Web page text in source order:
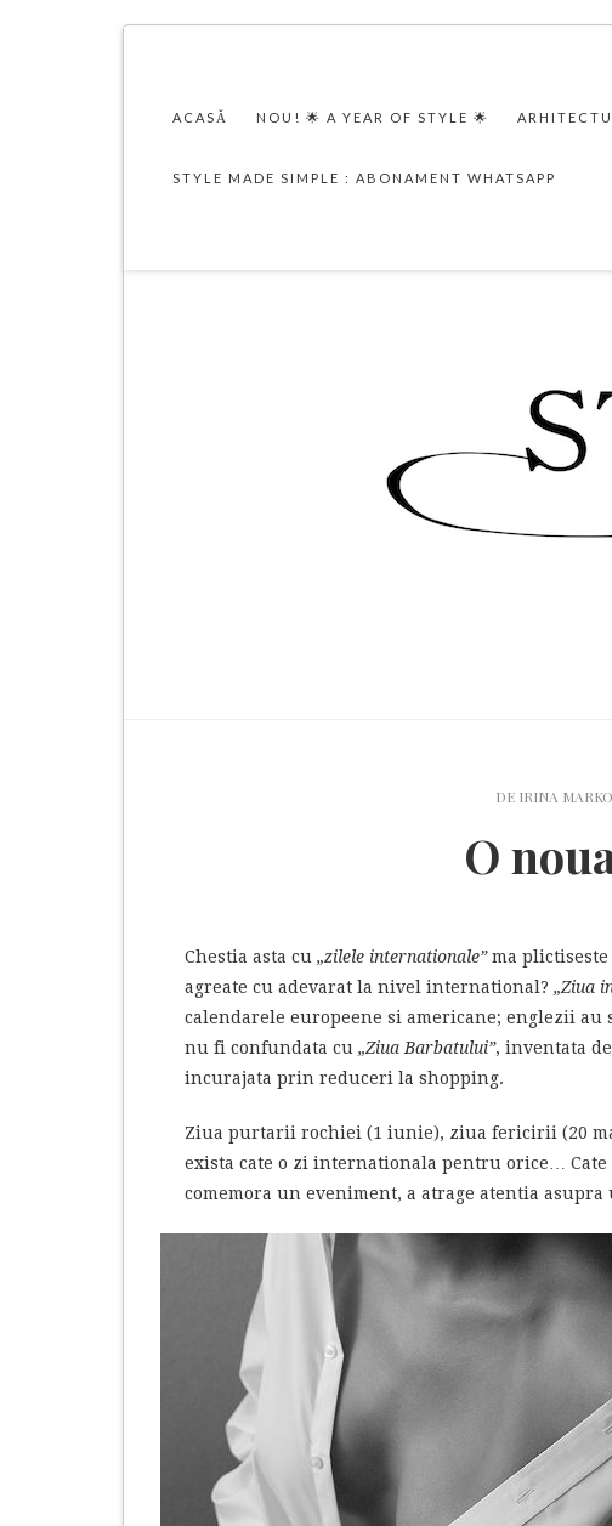
ACASĂ NOU! 🌟 A YEAR OF STYLE 🌟
STYLE MADE SIMPLE : ABONAMENT WHATSAPP
DE IRINA
O
Chestia asta cu „zilele internationale”ma
agreate cu adevarat la nivel international? „Ziua
calendarele europeene si americane; englezii
nu fi confundata cu „Ziua Barbatului”, inventata
incurajata prin reduceri la shopping.
Ziua purtarii rochiei (1 iunie), ziua fericirii (20
exista cate o zi internationala pentru orice…
comemora un eveniment, a atrage atentia